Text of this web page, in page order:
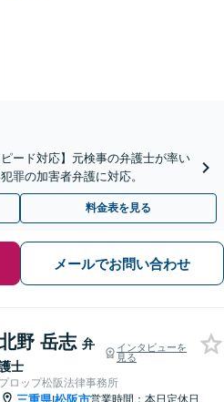
ード対応】元検事の弁護士が率い
罪の加害者弁護に対応。
料金表を見る
メールでお問い合わせ
野 岳志 弁
士
インタビューを
見る
プロップ松阪法律事務所
営業時間：本日定休日